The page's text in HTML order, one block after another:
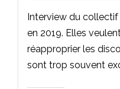
Interview du collectif
en 2019. Elles
réapproprier les
sont trop souvent